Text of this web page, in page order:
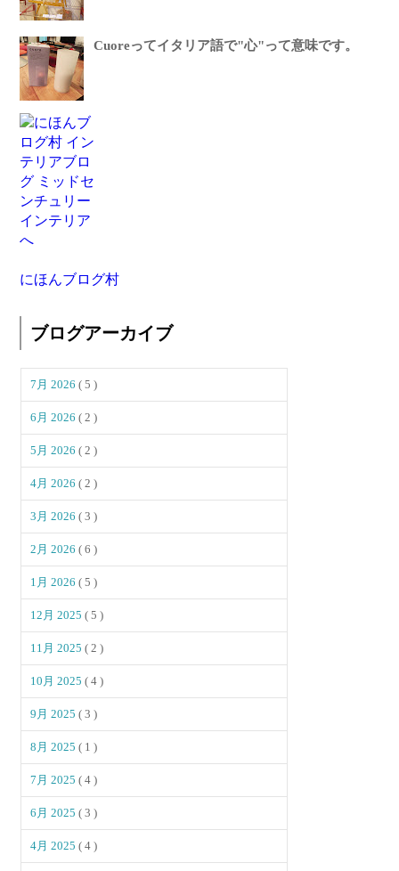
Cuoreってイタリア語で"心"って意味です。
にほんブログ村
ブログアーカイブ
7月 2026( 5 )
6月 2026( 2 )
5月 2026( 2 )
4月 2026( 2 )
3月 2026( 3 )
2月 2026( 6 )
1月 2026( 5 )
12月 2025( 5 )
11月 2025( 2 )
10月 2025( 4 )
9月 2025( 3 )
8月 2025( 1 )
7月 2025( 4 )
6月 2025( 3 )
4月 2025( 4 )